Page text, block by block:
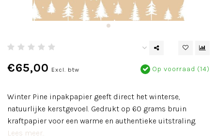
€65,00 Excl. btw Op voorraad (14)
Winter Pine inpakpapier geeft direct het winterse,
natuurlijke kerstgevoel. Gedrukt op 60 grams bruin
kraftpapier voor een warme en authentieke uitstraling.
Lees meer..